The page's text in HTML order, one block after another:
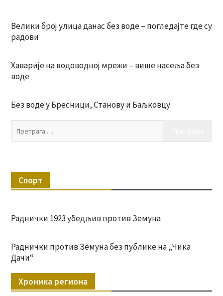
Велики број улица данас без воде – погледајте где су
радови
Хаварије на водоводној мрежи – више насеља без
воде
Без воде у Бресници, Станову и Баљковцу
Спорт
Раднички 1923 убедљив против Земуна
Раднички против Земуна без публике на „Чика
Дачи“
Хроника региона